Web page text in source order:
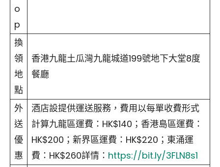
o
p
換
領
地
點
香港九龍土瓜灣九龍城道199號地下大堂8度
餐廳
外
送
優
惠
酒店設提供運送服務，費用以每單收費形式
計算九龍區運費：HK$140；香港島區運費：
HK$200；新界區運費：HK$220；東涌運
費：HK$260詳情： https://bit.ly/3FLN8s1